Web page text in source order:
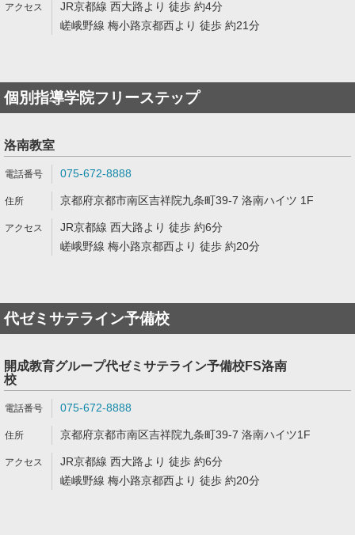
JR京都線 西大路より 徒歩 約4分
嵯峨野線 梅小路京都西より 徒歩 約21分
個別指導学院フリーステップ
洛南教室
075-672-8888
京都府京都市南区吉祥院九条町39-7 洛南ハイツ 1F
JR京都線 西大路より 徒歩 約6分
嵯峨野線 梅小路京都西より 徒歩 約20分
代ゼミサテライン予備校
開成教育グループ代ゼミサテライン予備校FS洛南
校
075-672-8888
京都府京都市南区吉祥院九条町39-7 洛南ハイツ1F
JR京都線 西大路より 徒歩 約6分
嵯峨野線 梅小路京都西より 徒歩 約20分